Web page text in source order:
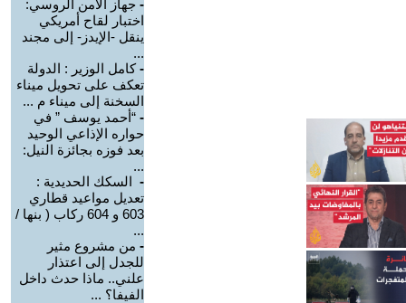
- جهاز الأمن الروسي:
اختبار لقاح أمريكي
ينقل -الإيدز- إلى مجند
...
-كامل الوزير : الدولة
تعكف على تحويل ميناء
السخنة إلى ميناء م ...
- “أحمد يوسف ” في
حواره الإذاعي الوحيد
بعد فوزه بجائزة النيل:
...
- السكك الحديدية :
تعديل مواعيد قطاري
603 و 604 ركاب ( بنها /
...
- من مشروع مثير
للجدل إلى اعتذار
علني.. ماذا حدث داخل
الفيفا؟ ...